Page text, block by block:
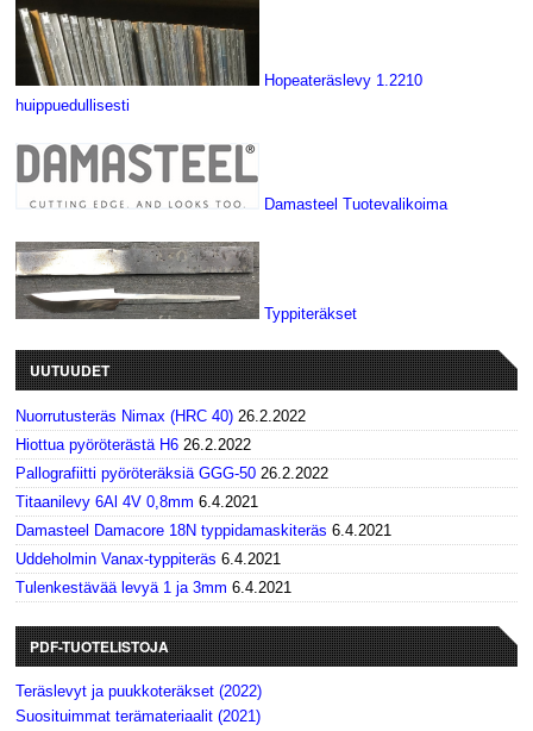
Hopeateräslevy 1.2210
huippuedullisesti
Damasteel Tuotevalikoima
Typpiteräkset
UUTUUDET
Nuorrutusteräs Nimax (HRC 40) 26.2.2022
Hiottua pyöröterästä H6 26.2.2022
Pallografiitti pyöröteräksiä GGG-50 26.2.2022
Titaanilevy 6Al 4V 0,8mm 6.4.2021
Damasteel Damacore 18N typpidamaskiteräs 6.4.2021
Uddeholmin Vanax-typpiteräs 6.4.2021
Tulenkestävää levyä 1 ja 3mm 6.4.2021
PDF-TUOTELISTOJA
Teräslevyt ja puukkoteräkset (2022)
Suosituimmat terämateriaalit (2021)